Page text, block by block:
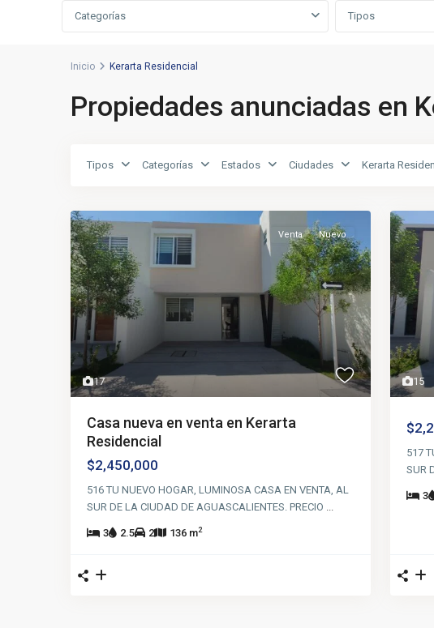
Categorías Tipos
Inicio Kerarta Residencial
Propiedades anunciadas en
Tipos Categorías Estados Ciudades Kerarta
17
Venta Nuevo
Casa nueva en venta en Kerarta
Residencial
$2,450,000
516 TU NUEVO HOGAR, LUMINOSA CASA EN VENTA, AL
SUR DE LA CIUDAD DE AGUASCALIENTES. PRECIO ...
3 2.5 2 136 m2
15
517
SUR
3